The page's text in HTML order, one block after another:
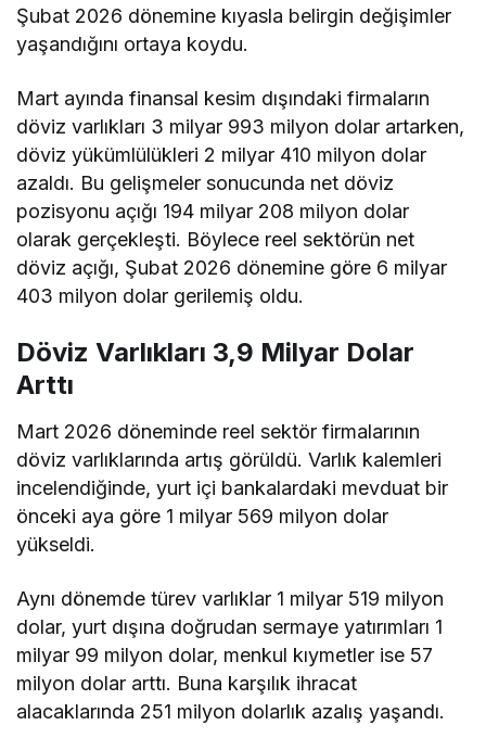
Şubat 2026 dönemine kıyasla belirgin değişimler
yaşandığını ortaya koydu.
Mart ayında finansal kesim dışındaki firmaların
döviz varlıkları 3 milyar 993 milyon dolar artarken,
döviz yükümlülükleri 2 milyar 410 milyon dolar
azaldı. Bu gelişmeler sonucunda net döviz
pozisyonu açığı 194 milyar 208 milyon dolar
olarak gerçekleşti. Böylece reel sektörün net
döviz açığı, Şubat 2026 dönemine göre 6 milyar
403 milyon dolar gerilemiş oldu.
Döviz Varlıkları 3,9 Milyar Dolar
Arttı
Mart 2026 döneminde reel sektör firmalarının
döviz varlıklarında artış görüldü. Varlık kalemleri
incelendiğinde, yurt içi bankalardaki mevduat bir
önceki aya göre 1 milyar 569 milyon dolar
yükseldi.
Aynı dönemde türev varlıklar 1 milyar 519 milyon
dolar, yurt dışına doğrudan sermaye yatırımları 1
milyar 99 milyon dolar, menkul kıymetler ise 57
milyon dolar arttı. Buna karşılık ihracat
alacaklarında 251 milyon dolarlık azalış yaşandı.